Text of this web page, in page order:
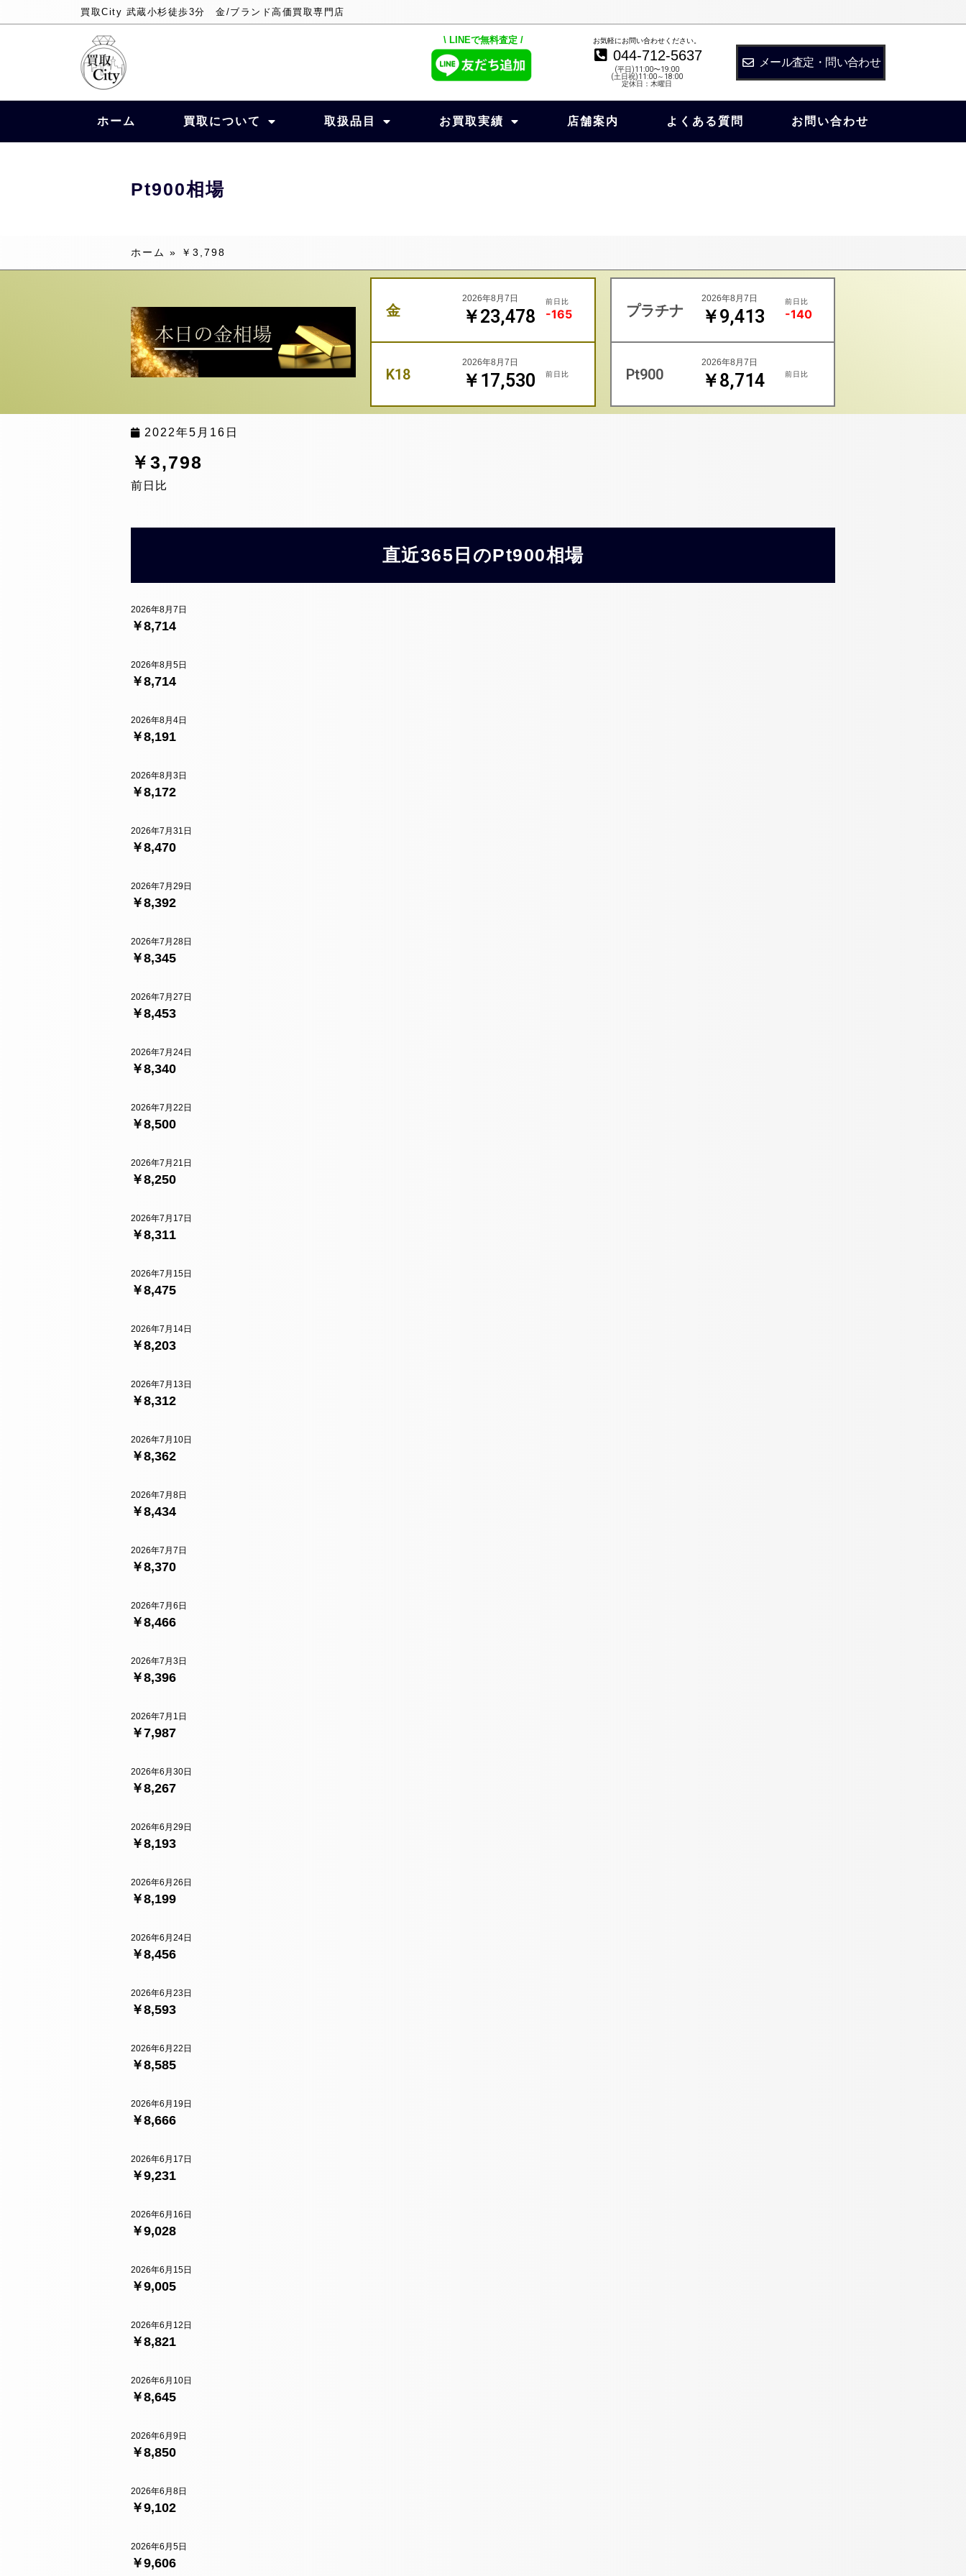
買取City 武蔵小杉徒歩3分 金/ブランド高価買取専門店
\ LINEで無料査定 / お気軽にお問い合わせください。
044-712-5637
(平日)11:00〜19:00
(土日祝)11:00～18:00
定休日：木曜日
メール査定・問い合わせ
ホーム 買取について 取扱品目 お買取実績 店舗案内 よくある質問 お問い合わせ
Pt900相場
ホーム » ￥3,798
金 ￥23,478
2026年8月7日 前日比
-165
K18 ￥17,530
2026年8月7日
前日比
プラチナ ￥9,413
2026年8月7日 前日比
-140
Pt900 ￥8,714
2026年8月7日
前日比
2022年5月16日
￥3,798
前日比
直近365日のPt900相場
￥8,714
2026年8月7日
￥8,714
2026年8月5日
￥8,191
2026年8月4日
￥8,172
2026年8月3日
￥8,470
2026年7月31日
￥8,392
2026年7月29日
￥8,345
2026年7月28日
￥8,453
2026年7月27日
￥8,340
2026年7月24日
￥8,500
2026年7月22日
￥8,250
2026年7月21日
￥8,311
2026年7月17日
￥8,475
2026年7月15日
￥8,203
2026年7月14日
￥8,312
2026年7月13日
￥8,362
2026年7月10日
￥8,434
2026年7月8日
￥8,370
2026年7月7日
￥8,466
2026年7月6日
￥8,396
2026年7月3日
￥7,987
2026年7月1日
￥8,267
2026年6月30日
￥8,193
2026年6月29日
￥8,199
2026年6月26日
￥8,456
2026年6月24日
￥8,593
2026年6月23日
￥8,585
2026年6月22日
￥8,666
2026年6月19日
￥9,231
2026年6月17日
￥9,028
2026年6月16日
￥9,005
2026年6月15日
￥8,821
2026年6月12日
￥8,645
2026年6月10日
￥8,850
2026年6月9日
￥9,102
2026年6月8日
￥9,606
2026年6月5日